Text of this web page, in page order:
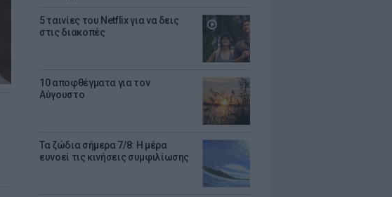
5 ταινίες του Netflix για να δεις
στις διακοπές
10 αποφθέγματα για τον
Αύγουστο
Τα ζώδια σήμερα 7/8: Η μέρα
ευνοεί τις κινήσεις συμφιλίωσης